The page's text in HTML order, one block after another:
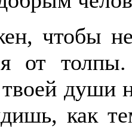
чтобы
от
души
как